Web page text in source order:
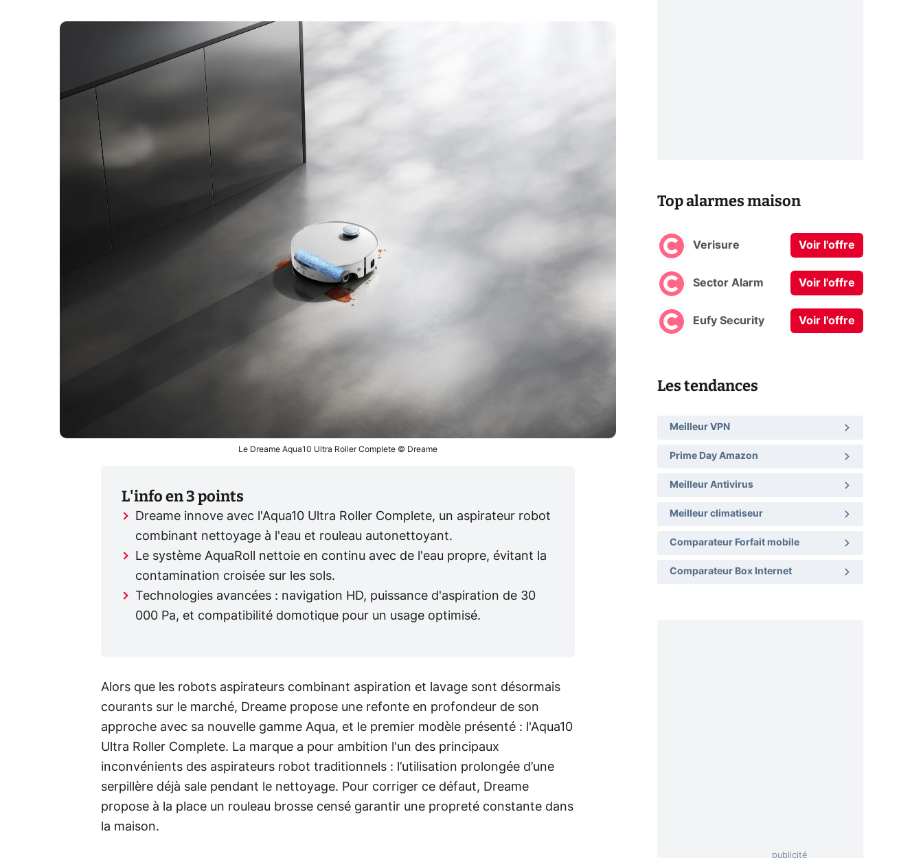
Le Dreame Aqua10 Ultra Roller Complete © Dreame
L'info en 3 points
Dreame innove avec l'Aqua10 Ultra Roller Complete, un aspirateur robot
combinant nettoyage à l'eau et rouleau autonettoyant.
Le système AquaRoll nettoie en continu avec de l'eau propre, évitant la
contamination croisée sur les sols.
Technologies avancées : navigation HD, puissance d'aspiration de 30
000 Pa, et compatibilité domotique pour un usage optimisé.
Alors que les robots aspirateurs combinant aspiration et lavage sont désormais
courants sur le marché, Dreame propose une refonte en profondeur de son
approche avec sa nouvelle gamme Aqua, et le premier modèle présenté : l'Aqua10
Ultra Roller Complete. La marque a pour ambition l'un des principaux
inconvénients des aspirateurs robot traditionnels : l’utilisation prolongée d’une
serpillère déjà sale pendant le nettoyage. Pour corriger ce défaut, Dreame
propose à la place un rouleau brosse censé garantir une propreté constante dans
la maison.
Top alarmes maison
Verisure Voir l'offre
Sector Alarm Voir l'offre
Eufy Security Voir l'offre
Les tendances
Meilleur VPN
Prime Day Amazon
Meilleur Antivirus
Meilleur climatiseur
Comparateur Forfait mobile
Comparateur Box Internet